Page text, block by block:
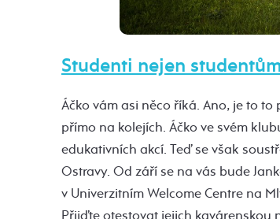
Studenti nejen studentům
Áčko vám asi něco říká. Ano, je to
přímo na kolejích. Áčko ve svém
edukativních akcí. Teď se však
Ostravy. Od září se na vás bude
v Univerzitním Welcome Centre na
Přijďte otestovat jejich kavárenskou